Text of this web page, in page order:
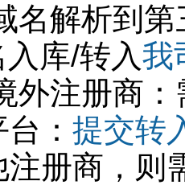
名解析到
库/转入我
外注册商
： 提交转
册商，则